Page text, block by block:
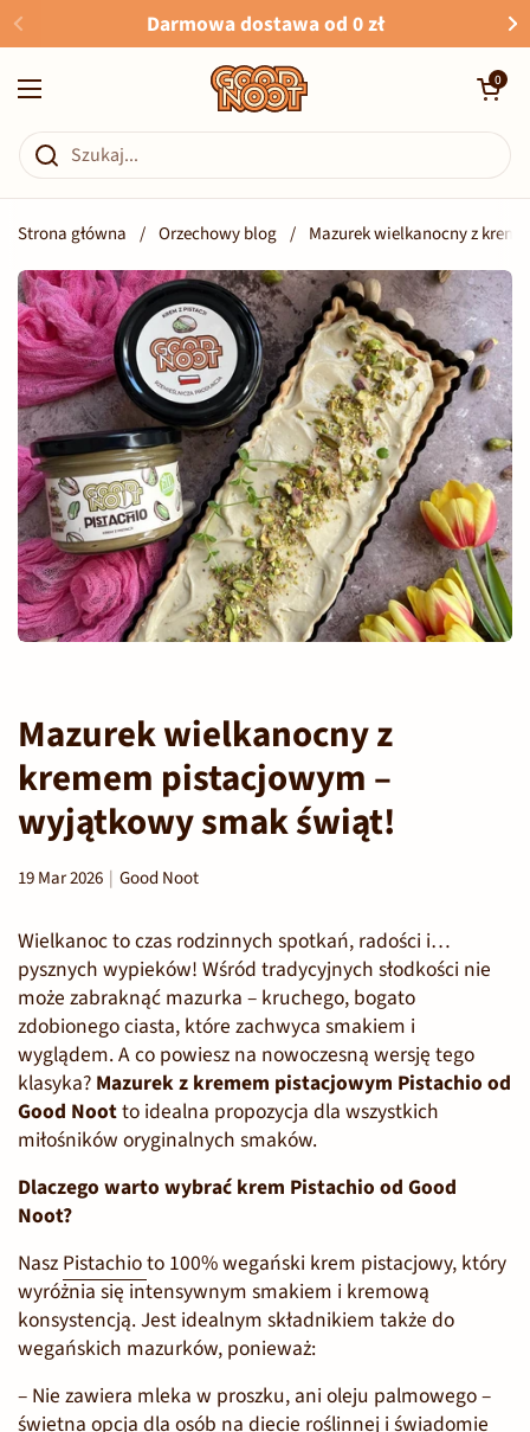
Przejdź do zawartościDarmowa dostawa od 0 zł
Otwórz menu
Otwórz
0
Strona główna / Orzechowy blog / Mazurek wielkanocny z
Mazurek wielkanocny z
kremem pistacjowym –
wyjątkowy smak świąt!
19 Mar 2026 Good Noot
Wielkanoc to czas rodzinnych spotkań, radości i…
pysznych wypieków! Wśród tradycyjnych słodkości nie
może zabraknąć mazurka – kruchego, bogato
zdobionego ciasta, które zachwyca smakiem i
wyglądem. A co powiesz na nowoczesną wersję tego
klasyka? Mazurek z kremem pistacjowym Pistachio od
Good Nootto idealna propozycja dla wszystkich
miłośników oryginalnych smaków.
Dlaczego warto wybrać krem Pistachio od Good
Noot?
Nasz Pistachioto 100% wegański krem pistacjowy, który
wyróżnia się intensywnym smakiem i kremową
konsystencją. Jest idealnym składnikiem także do
wegańskich mazurków, ponieważ:
– Nie zawiera mleka w proszku, ani oleju palmowego –
świetna opcja dla osób na diecie roślinnej i świadomie